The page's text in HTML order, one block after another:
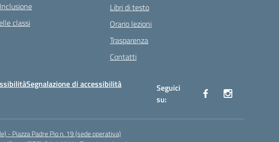
classi
Libri di testo
Orario lezioni
Trasparenza
Contatti
Segnalazione di accessibilità
Seguici
su:
- Piazza Padre Pio n. 19 (sede operativa)